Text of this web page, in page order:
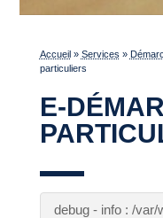
Accueil» Services »
particuliers
E-
debug - info : /